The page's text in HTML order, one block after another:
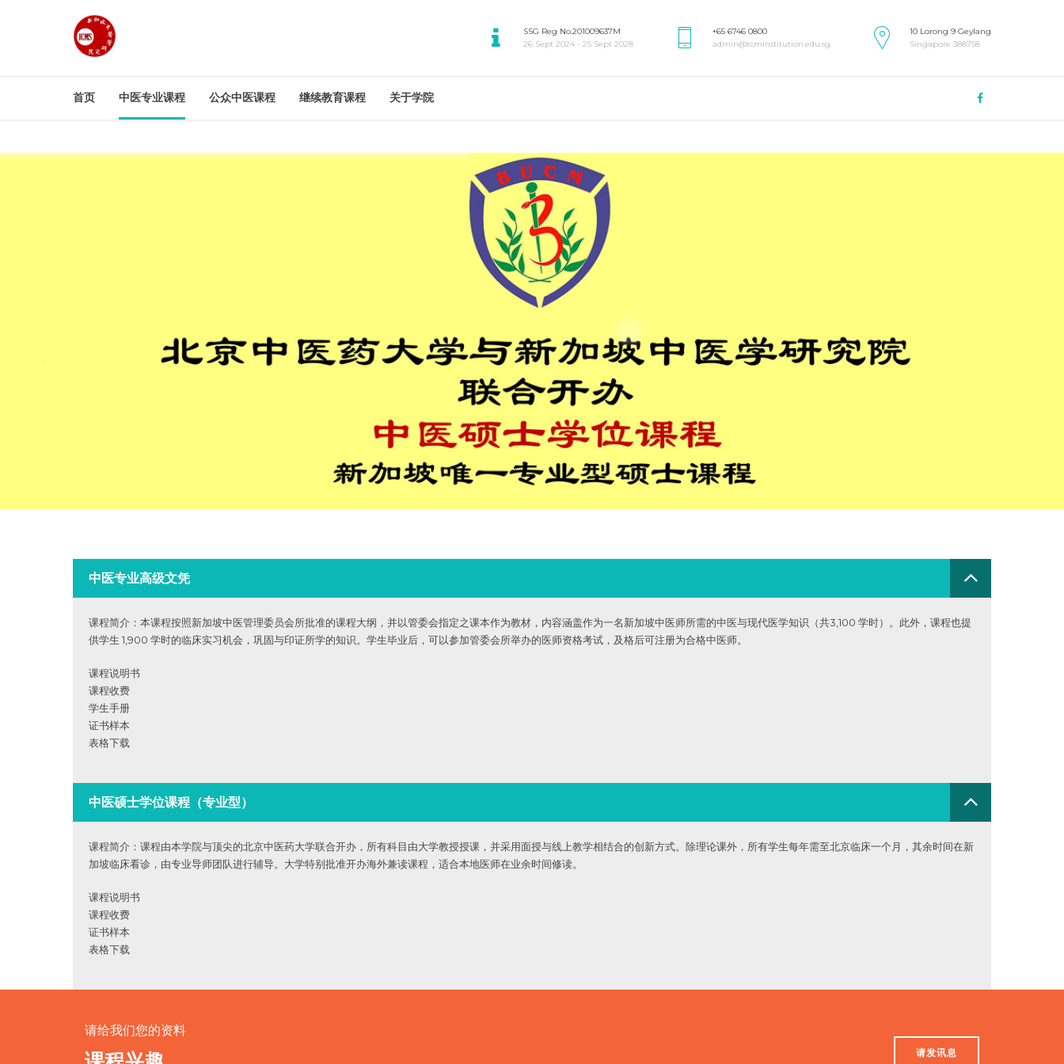
SSG Reg No.201009637M
26 Sept 2024 - 25 Sept 2028
+65 6746 0800
admin@tcminstitution.edu.sg
10 Lorong 9 Geylang
Singapore 388758
首页 中医专业课程 公众中医课程 继续教育课程 关于学院
中医专业高级文凭
课程简介：本课程按照新加坡中医管理委员会所批准的课程大纲，并以管委会指定之课本作为教材，内容涵盖作为一名新加坡中医师所需的中医与现代医学知识（共3,100 学时）。此外，课程也提
供学生 1,900 学时的临床实习机会，巩固与印证所学的知识。学生毕业后，可以参加管委会所举办的医师资格考试，及格后可注册为合格中医师。
课程说明书
课程收费
学生手册
证书样本
表格下载
中医硕士学位课程（专业型）
课程简介：课程由本学院与顶尖的北京中医药大学联合开办，所有科目由大学教授授课，并采用面授与线上教学相结合的创新方式。除理论课外，所有学生每年需至北京临床一个月，其余时间在新
加坡临床看诊，由专业导师团队进行辅导。大学特别批准开办海外兼读课程，适合本地医师在业余时间修读。
课程说明书
课程收费
证书样本
表格下载
请给我们您的资料
请发讯息